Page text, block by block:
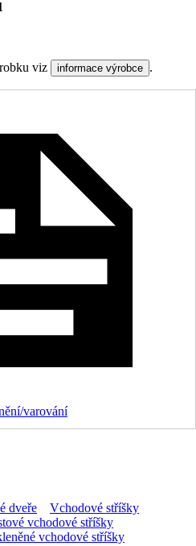
viz informace výrobce .
varování
dveře
Vchodové stříšky
vchodové stříšky
vchodové stříšky